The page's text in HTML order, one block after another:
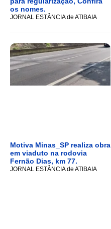
os nomes.
JORNAL ESTÂNCIA de ATIBAIA
Motiva Minas_SP realiza obra
em viaduto na rodovia
Fernão Dias, km 77.
JORNAL ESTÂNCIA de ATIBAIA